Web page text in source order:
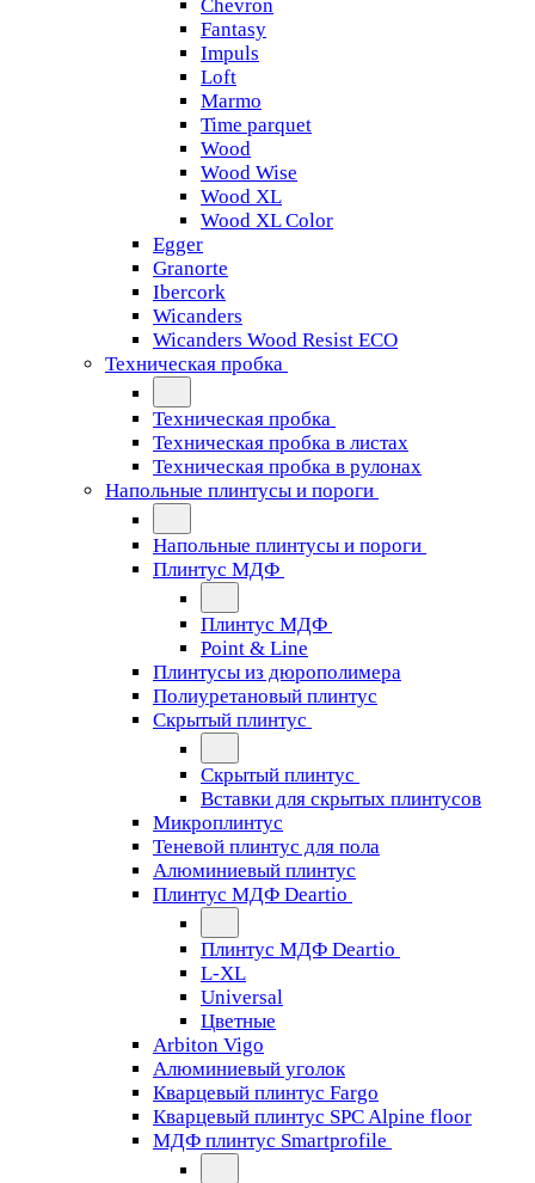
Chevron
Fantasy
Impuls
Loft
Marmo
Time parquet
Wood
Wood Wise
Wood XL
Wood XL Color
Egger
Granorte
Ibercork
Wicanders
Wicanders Wood Resist ECO
Техническая пробка
Техническая пробка
Техническая пробка в листах
Техническая пробка в рулонах
Напольные плинтусы и пороги
Напольные плинтусы и пороги
Плинтус МДФ
Плинтус МДФ
Point & Line
Плинтусы из дюрополимера
Полиуретановый плинтус
Скрытый плинтус
Скрытый плинтус
Вставки для скрытых плинтусов
Микроплинтус
Теневой плинтус для пола
Алюминиевый плинтус
Плинтус МДФ Deartio
Плинтус МДФ Deartio
L-XL
Universal
Цветные
Arbiton Vigo
Алюминиевый уголок
Кварцевый плинтус Fargo
Кварцевый плинтус SPC Alpine floor
МДФ плинтус Smartprofile